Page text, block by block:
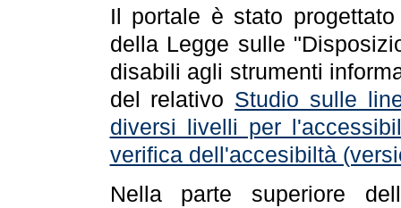
Il portale è stato
della Legge sulle
disabili agli strumenti
del relativo Studio sulle
diversi livelli per
verifica dell'accesibiltà
Nella parte superiore